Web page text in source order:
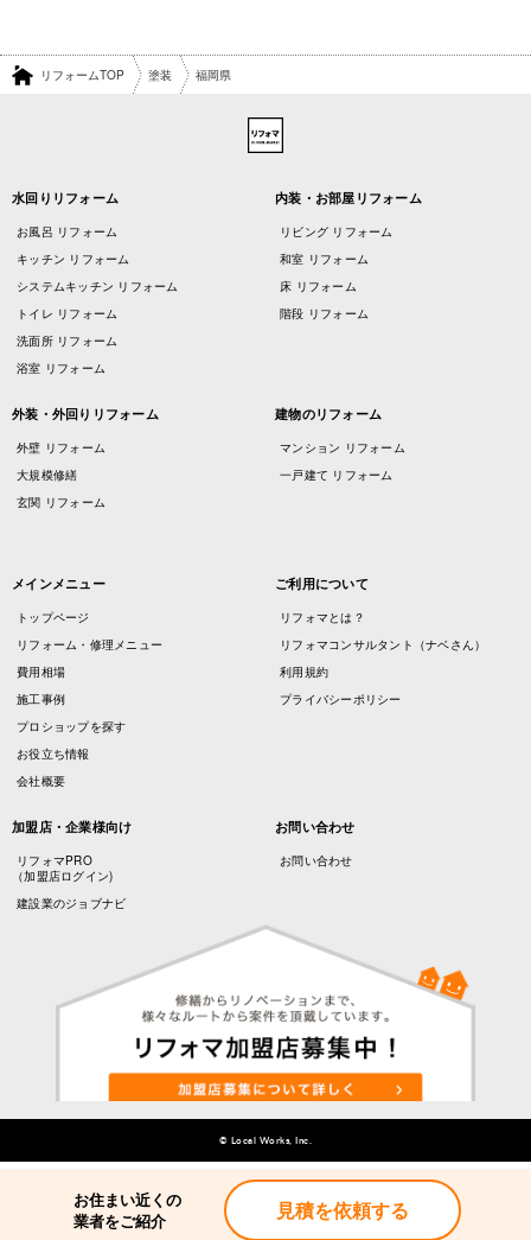
お住まい近くの
業者をご紹介
見積を依頼する
リフォームTOP 塗装 福岡県
水回りリフォーム
お風呂 リフォーム
キッチン リフォーム
システムキッチン リフォーム
トイレ リフォーム
洗面所 リフォーム
浴室 リフォーム
内装・お部屋リフォーム
リビング リフォーム
和室 リフォーム
床 リフォーム
階段 リフォーム
外装・外回りリフォーム
外壁 リフォーム
大規模修繕
玄関 リフォーム
建物のリフォーム
マンション リフォーム
一戸建て リフォーム
メインメニュー
トップページ
リフォーム・修理メニュー
費用相場
施工事例
プロショップを探す
お役立ち情報
会社概要
ご利用について
リフォマとは？
リフォマコンサルタント（ナベさん）
利用規約
プライバシーポリシー
加盟店・企業様向け
リフォマPRO
（加盟店ログイン)
建設業のジョブナビ
お問い合わせ
お問い合わせ
© Local Works, Inc.
お住まい近くの
業者をご紹介
見積を依頼する